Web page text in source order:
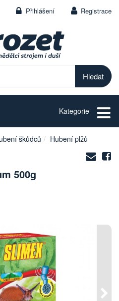
Přihlášení Registrace
Kategorie
škůdců Hubení plžů
na
500g